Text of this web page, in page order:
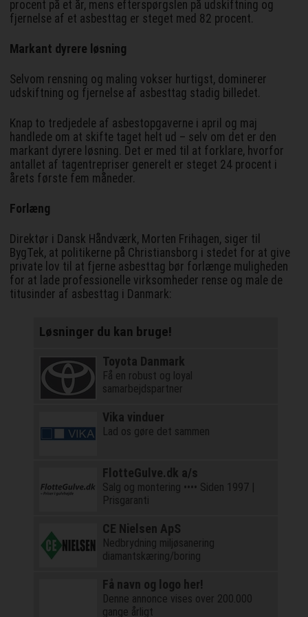
procent på et år, mens efterspørgslen på udskiftning og
fjernelse af et asbesttag er steget med 82 procent.
Markant dyrere løsning
Selvom rensning og maling vokser hurtigst, dominerer
udskiftning og fjernelse af asbesttag stadig billedet.
Knap to tredjedele af asbestopgaverne i april og maj
handlede om at skifte taget helt ud – selv om det er den
markant dyrere løsning. Det er med til at forklare, hvorfor
antallet af tagentrepriser generelt er steget 24 procent i
årets første fem måneder.
Forlæng
Direktør i Dansk Håndværk, Morten Frihagen, siger til
BygTek, at politikerne på Christiansborg i stedet for at give
private lov til at fjerne asbesttag bør forlænge muligheden
for at lade professionelle virksomheder rense og male de
titusinder af asbesttag i Danmark:
Løsninger du kan bruge!
Toyota Danmark
Få en robust og loyal
samarbejdspartner
Vika vinduer
Lad os gøre det sammen
FlotteGulve.dk a/s
Salg og montering •••• Siden 1997 |
Prisgaranti
CE Nielsen ApS
Nedbrydning miljøsanering
diamantskæring/boring
Få navn og logo her!
Denne annonce vises over 200.000
gange årligt